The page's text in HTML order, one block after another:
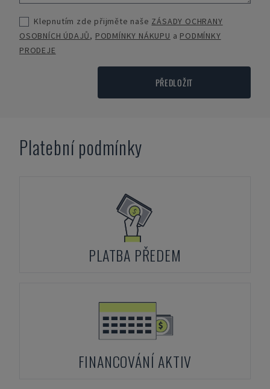
Klepnutím zde přijměte naše ZÁSADY OCHRANY
OSOBNÍCH ÚDAJŮ, PODMÍNKY NÁKUPU a PODMÍNKY
PRODEJE
PŘEDLOŽIT
Platební podmínky
PLATBA PŘEDEM
FINANCOVÁNÍ AKTIV